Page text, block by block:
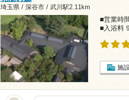
埼玉県 / 深谷市 / 武川駅2.11km
■営業時
■入浴料
施